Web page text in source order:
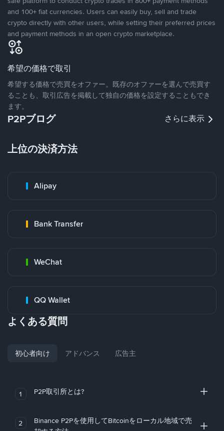
and 100+ fiat currencies. Users can easily buy, sell and trade
crypto directly with other users, while setting their preferred prices
and payment methods in an open crypto marketplace.
希望の価格で取引
希望する価格で売買をオファー。既存のオファーを選んで売買す
ることも、取引広告を掲載して独自の価格を設定することもでき
ます。
P2Pブログ さらに表示
上位の決済方法
Alipay
Bank Transfer
WeChat
QQ Wallet
よくある質問
初心者向け アドバンス 広告主
1 P2P取引所とは?
2
Binance P2Pを使用してBitcoinをローカル地域で売